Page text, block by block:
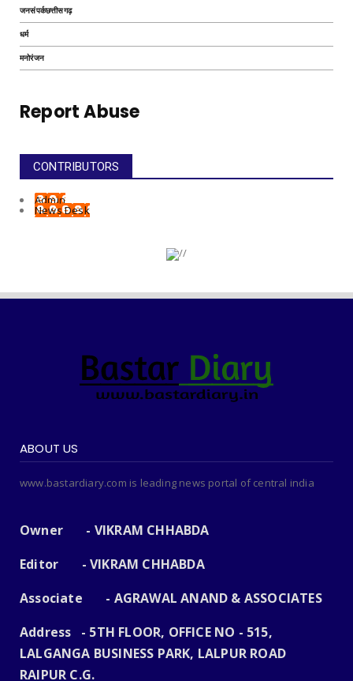
जनसंपर्कछत्तीसगढ़
धर्म
मनोरंजन
Report Abuse
CONTRIBUTORS
Admin
News Desk
ABOUT US
www.bastardiary.com is leading news portal of central india
Owner - VIKRAM CHHABDA
Editor - VIKRAM CHHABDA
Associate - AGRAWAL ANAND & ASSOCIATES
Address - 5TH FLOOR, OFFICE NO - 515,
LALGANGA BUSINESS PARK, LALPUR ROAD
RAIPUR C.G.